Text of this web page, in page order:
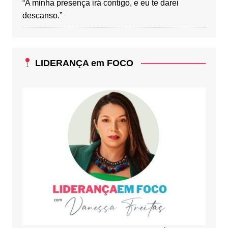
“A minha presença irá contigo, e eu te darei
descanso.”
LIDERANÇA em FOCO